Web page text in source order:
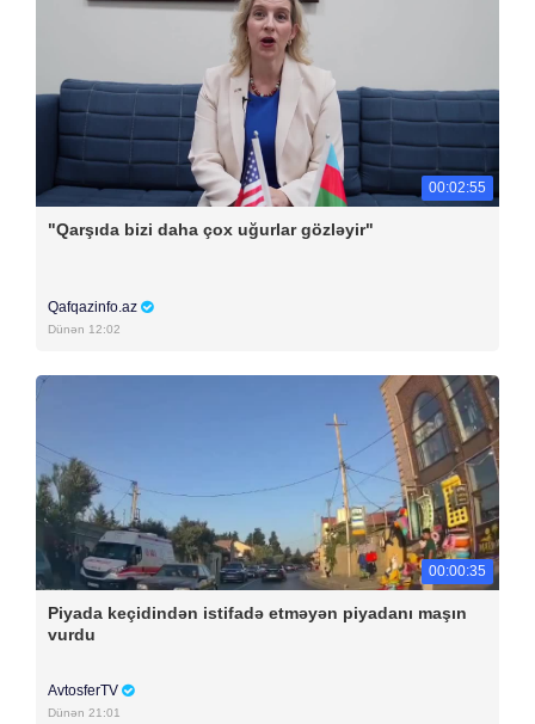
00:02:55
"Qarşıda bizi daha çox uğurlar gözləyir"
Qafqazinfo.az
Dünən 12:02
00:00:35
Piyada keçidindən istifadə etməyən piyadanı maşın
vurdu
AvtosferTV
Dünən 21:01